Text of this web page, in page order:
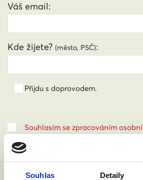
Souhlas Detaily
Váš email:
Kde žijete? (město, PSČ):
Přijdu s doprovodem.
Souhlasím se zpracováním